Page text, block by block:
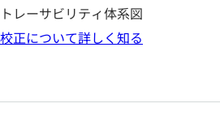
トレーサビリティ体系図
校正について詳しく知る